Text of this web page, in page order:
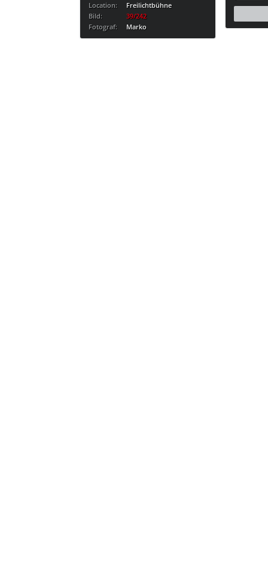
Location:
Freilichtbühne
Bild:
39/242
Fotograf:
Marko